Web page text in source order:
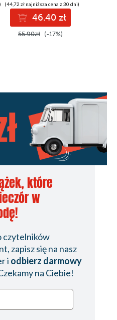
(44,72 zł najniższa cena z 30 dni)
46.40 zł
55.90zł (-17%)
które
w
czytelników
zapisz się na nasz
i odbierz darmowy
na Ciebie!